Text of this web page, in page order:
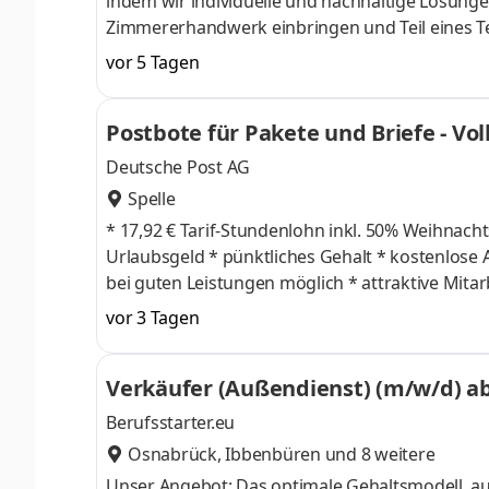
Zimmererhandwerk einbringen und Teil eines
Bauwerke realisiert, findest du bei uns eine
auf das sein, was du erschaffst. Aufgaben
Dämmung von Dächern bei Neu- und
reparierst fachgerecht Schäden, um die
vor 5 Tagen
Postbote für Pakete und Briefe -
Deutsche Post AG
Spelle
* 17,92 € Tarif-Stundenlohn inkl. 50% Weihnachtsgeld * + 50% Weihnachtsgeld im November * +
Urlaubsgeld * pünktliches Gehalt * kostenlose Arbeitskleidung * bezahlte Einarbeitung * unbefristete Übernahme
bei guten Leistungen möglich * attraktive Mitarbeiterangebote wie z.B. arbeitgeberfinanzierte betriebliche
Altersvorsorge, Fahrradleasing, Rabatte bei Mobilfunkanbietern, etc.
Zustellung von Briefen und Paketen
vor 3 Tagen
Verkäufer (Außendienst) (m/w/d)
Berufsstarter.eu
Osnabrück,Ibbenbüren und 8 weitere